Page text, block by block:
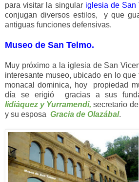
para visitar la singular iglesia de San
conjugan diversos estilos, y que
antiguas funciones defensivas.
Museo de San Telmo.
Muy próximo a la iglesia de San
interesante museo, ubicado en lo
monacal dominica, hoy propiedad
día se erigió gracias a sus
Iidiáquez y Yurramendi, secretario
y su esposa Gracia de Olazábal.